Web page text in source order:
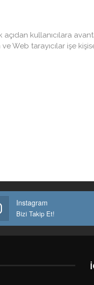
kullanıcılara
Web tarayıcılar işe
Instagram
Bizi Takip Et!